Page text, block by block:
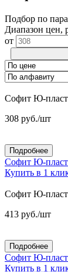
Подбор по
Диапазон цен,
от
Софит Ю-пласт
308 руб./шт
Подробнее
Софит Ю-пласт
Купить в 1
Софит Ю-
413 руб./шт
Подробнее
Софит Ю-
Купить в 1